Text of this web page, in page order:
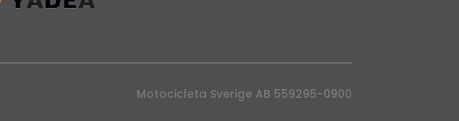
Motocicleta Sverige AB 559295-0900